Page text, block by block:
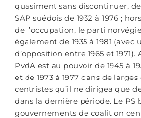
quasiment sans discontinuer, de
SAP suédois de 1932 à 1976 ;
de l’occupation, le parti
également de 1935 à 1981 (avec
d’opposition entre 1965 et 1971).
PvdA est au pouvoir de 1945 à
et de 1973 à 1977 dans de
centristes qu’il ne dirigea que
dans la dernière période. Le PS
gouvernements de coalition